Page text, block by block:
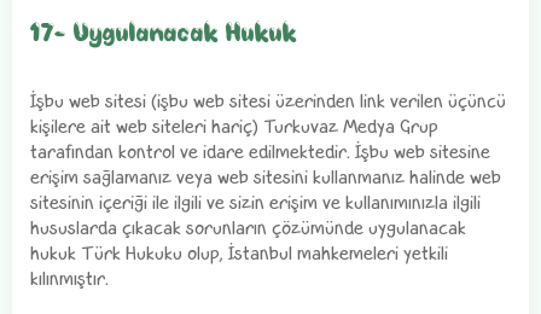
17- Uygulanacak Hukuk
İşbu web sitesi (işbu web sitesi üzerinden link verilen üçüncü
kişilere ait web siteleri hariç) Turkuvaz Medya Grup
tarafından kontrol ve idare edilmektedir. İşbu web sitesine
erişim sağlamanız veya web sitesini kullanmanız halinde web
sitesinin içeriği ile ilgili ve sizin erişim ve kullanımınızla ilgili
hususlarda çıkacak sorunların çözümünde uygulanacak
hukuk Türk Hukuku olup, İstanbul mahkemeleri yetkili
kılınmıştır.